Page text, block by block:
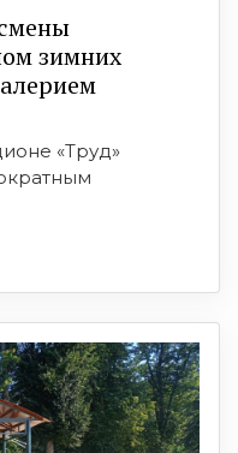
зимних
«Труд»